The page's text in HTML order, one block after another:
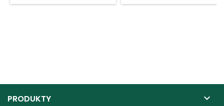
PRODUKTY 